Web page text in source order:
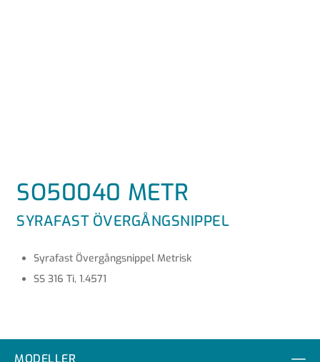
SO50040 METR
SYRAFAST ÖVERGÅNGSNIPPEL
Syrafast Övergångsnippel Metrisk
SS 316 Ti, 1.4571
MODELLER